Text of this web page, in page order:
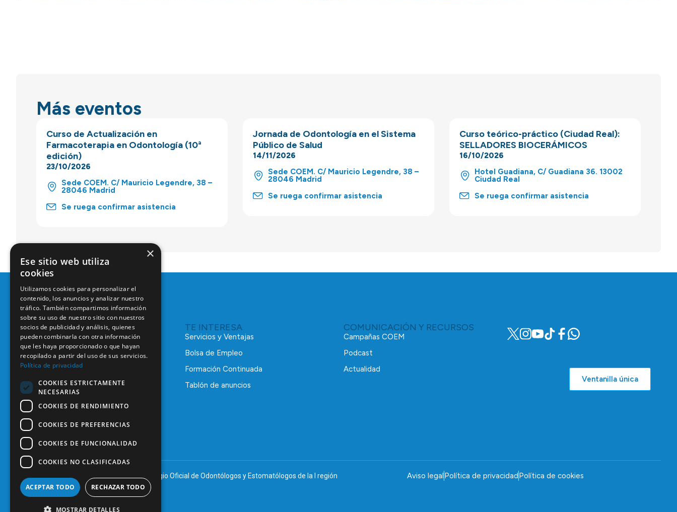
Más eventos
Curso de Actualización en
Farmacoterapia en Odontología (10ª
edición)
23/10/2026
Sede COEM. C/ Mauricio Legendre, 38 –
28046 Madrid
Se ruega confirmar asistencia
Jornada de Odontología en el Sistema
Público de Salud
14/11/2026
Sede COEM. C/ Mauricio Legendre, 38 –
28046 Madrid
Se ruega confirmar asistencia
Curso teórico-práctico (Ciudad Real):
SELLADORES BIOCERÁMICOS
16/10/2026
Hotel Guadiana, C/ Guadiana 36. 13002
Ciudad Real
Se ruega confirmar asistencia
C/ Mauricio Legendre, 38
28046 Madrid
91 561 29 05
informacion@coem.org.es
TE INTERESA
Servicios y Ventajas
Bolsa de Empleo
Formación Continuada
Tablón de anuncios
COMUNICACIÓN Y RECURSOS
Campañas COEM
Podcast
Actualidad
Ventanilla única
© 2025 – COEM – Colegio Oficial de Odontólogos y Estomatólogos de la I región Aviso legal Política de privacidad Política de cookies
×
Ese sitio web utiliza
cookies
Utilizamos cookies para personalizar el
contenido, los anuncios y analizar nuestro
tráfico. También compartimos información
sobre su uso de nuestro sitio con nuestros
socios de publicidad y análisis, quienes
pueden combinarla con otra información
que les haya proporcionado o que hayan
recopilado a partir del uso de sus servicios.
Política de privacidad
COOKIES ESTRICTAMENTE
NECESARIAS
COOKIES DE RENDIMIENTO
COOKIES DE PREFERENCIAS
COOKIES DE FUNCIONALIDAD
COOKIES NO CLASIFICADAS
ACEPTAR TODO RECHAZAR TODO
MOSTRAR DETALLES